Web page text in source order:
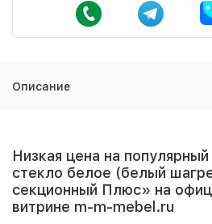
Описание
Низкая цена на
стекло белое (белый
секционный Плюс» на
витрине m-m-mebel.ru